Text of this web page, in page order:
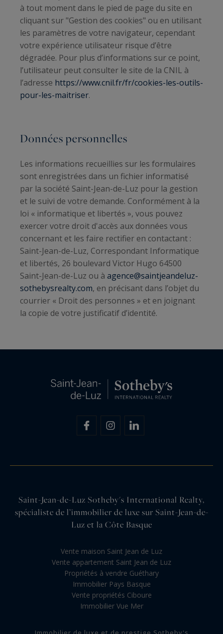
à tout moment dans le pied de page du site en
cliquant sur "Gestion des cookies" ou en utilisant
les paramètres de votre navigateur, cependant
votre expérience utilisateur risque d’être
dégradée. Pour plus d’informations sur ce point,
l’utilisateur peut consulter le site de la CNIL à
l’adresse https://www.cnil.fr/fr/cookies-les-outils-
pour-les-maitriser.
Données personnelles
Les informations recueillies sur les formulaires
sont enregistrées dans un fichier informatisé
par la société Saint-Jean-de-Luz pour la gestion
et le suivi de votre demande. Conformément à la
loi « informatique et libertés », vous pouvez
exercer votre droit d'accès aux données vous
concernant et les faire rectifier en contactant :
Saint-Jean-de-Luz, Correspondant Informatique
et libertés, 26 boulevard Victor Hugo 64500
Saint-Jean-de-Luz ou à agence@saintjeandeluz-
sothebysrealty.com, en précisant dans l’objet du
courrier « Droit des personnes » et en joignant
la copie de votre justificatif d’identité.
Saint-Jean-de-Luz Sotheby's International Realty,
spécialiste de l’immobilier de luxe sur Saint-Jean-de-
Luz et la Côte Basque
Vente maison Saint Jean de Luz
Vente appartement Saint Jean de Luz
Propriétés à vendre Guéthary
Immobilier Pays Basque
Vente propriétés Ciboure
Immobilier Vue Mer